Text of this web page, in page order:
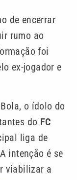
de encerrar
rumo ao
foi
ex-jogador e
o ídolo do
do FC
liga de
intenção é se
viabilizar a